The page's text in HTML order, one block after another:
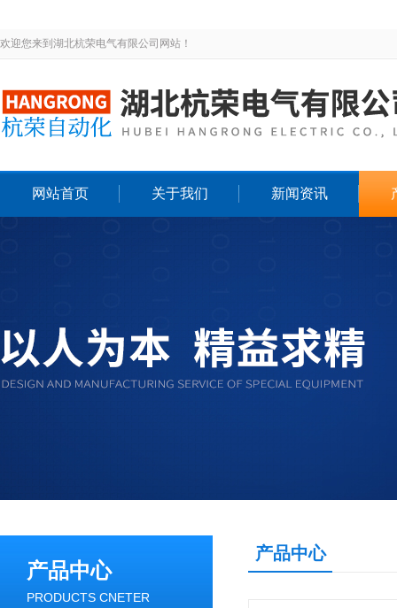
欢迎您来到湖北杭荣电气有限公司网站！
网站首页 关于我们 新闻资讯
产品中心
PRODUCTS CNETER
产品中心